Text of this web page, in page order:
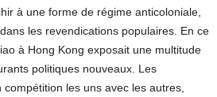
à une forme de régime anticoloniale,
les revendications populaires. En ce
à Hong Kong exposait une multitude
politiques nouveaux. Les
les uns avec les autres,